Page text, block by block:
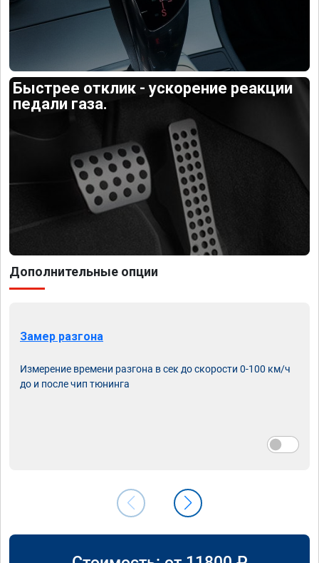
Быстрее отклик - ускорение реакции
педали газа.
Дополнительные опции
Замер разгона
Измерение времени разгона в сек до скорости 0-100 км/ч
до и после чип тюнинга